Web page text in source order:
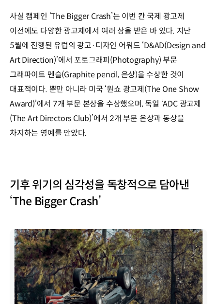
사실 캠페인 ‘The Bigger Crash’는 이번 칸 국제 광고제
이전에도 다양한 광고제에서 여러 상을 받은 바 있다. 지난
5월에 진행된 유럽의 광고·디자인 어워드 ‘D&AD(Design and
Art Direction)’에서 포토그래피(Photography) 부문
그래파이트 펜슬(Graphite pencil, 은상)을 수상한 것이
대표적이다. 뿐만 아니라 미국 ‘원쇼 광고제(The One Show
Award)’에서 7개 부문 본상을 수상했으며, 독일 ‘ADC 광고제
(The Art Directors Club)’에서 2개 부문 은상과 동상을
차지하는 영예를 안았다.
기후 위기의 심각성을 독창적으로 담아낸
‘The Bigger Crash’